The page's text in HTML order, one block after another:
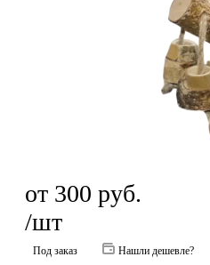
от 300 руб.
/шт
Под заказ Нашли дешевле?